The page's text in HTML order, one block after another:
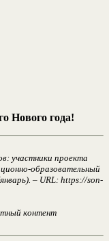
Нового года!
участники проекта
образовательный
– URL: https://son-
контент